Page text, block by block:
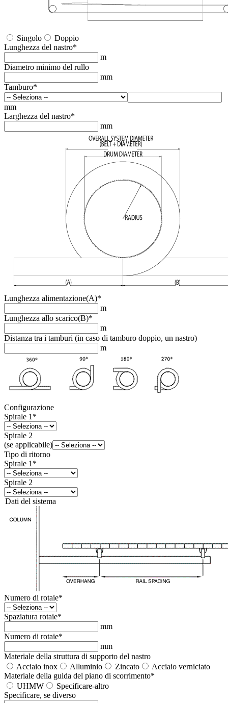
Singolo
Doppio
Lunghezza del nastro*
m
Diametro minimo del rullo
mm
Tamburo*
mm
Larghezza del nastro*
mm
Lunghezza alimentazione(A)*
m
Lunghezza allo scarico(B)*
m
Distanza tra i tamburi (in caso di tamburo doppio, un nastro)
m
Configurazione
Spirale 1 *
Spirale 2
(se applicabile)
Tipo di ritorno
Spirale 1 *
Spirale 2
Dati del sistema
Numero di rotaie*
Spaziatura rotaie*
mm
Numero di rotaie*
mm
Materiale della struttura di supporto del nastro
Acciaio inox
Alluminio Zincato
Acciaio verniciato
Materiale della guida del piano di scorrimento*
UHMW
Specificare-altro
Specificare, se diverso